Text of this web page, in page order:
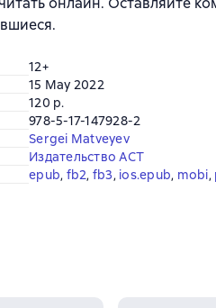
12+
15 May 2022
120 p.
978-5-17-147928-2
Sergei Matveyev
Издательство АСТ
epub, fb2, fb3, ios.epub, mobi,